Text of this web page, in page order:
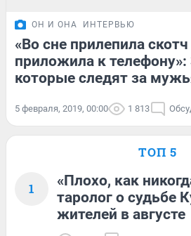
ОН И ОНА ИНТЕРВЬЮ
«Во сне прилепила
приложила к телефону»:
которые следят за
5 февраля, 2019, 00:00 1 813
ТОП 5
1
«Плохо, как
таролог о судьбе
жителей в августе